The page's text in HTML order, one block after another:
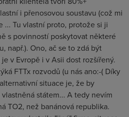
i přenosovou soustavu (což mi
... Tu vlastní proto, protože si ji
s povinností poskytovat některé
např.). Ono, ač se to zdá být
v Evropě i v Asii dost rozšířený.
FTTx rozvodů (u nás ano:-( Díky
situace je, že by
státem... A tedy nevím
TO2, než banánová republika.